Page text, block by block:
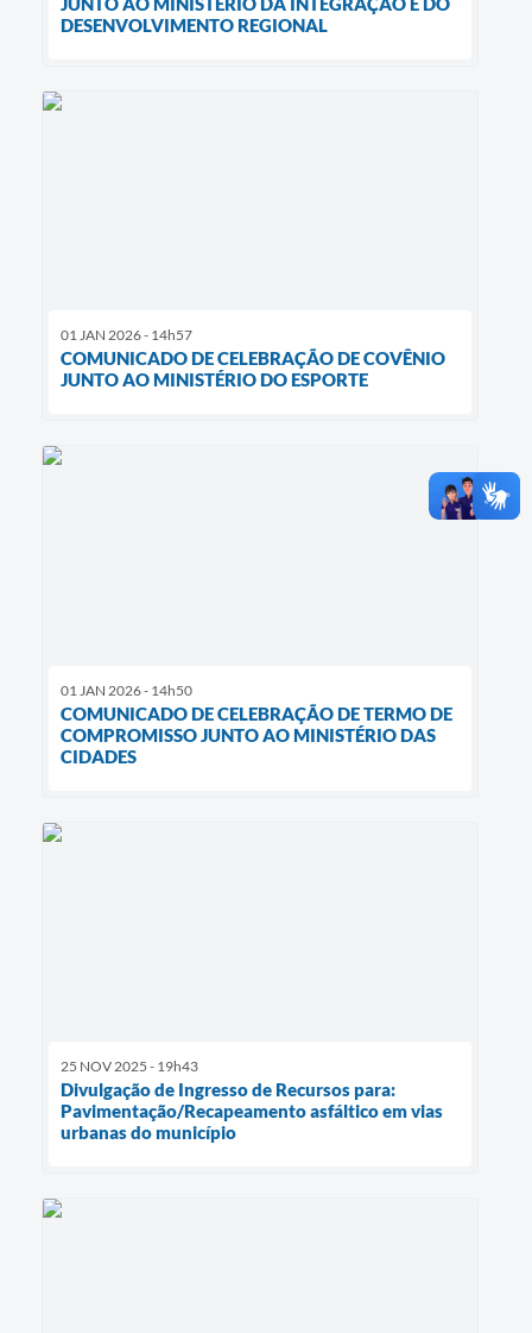
DESENVOLVIMENTO REGIONAL
01 JAN 2026 - 14h57
COMUNICADO DE CELEBRAÇÃO DE COVÊNIO
JUNTO AO MINISTÉRIO DO ESPORTE
01 JAN 2026 - 14h50
COMUNICADO DE CELEBRAÇÃO DE TERMO DE
COMPROMISSO JUNTO AO MINISTÉRIO DAS
CIDADES
25 NOV 2025 - 19h43
Divulgação de Ingresso de Recursos para:
Pavimentação/Recapeamento asfáltico em vias
urbanas do município